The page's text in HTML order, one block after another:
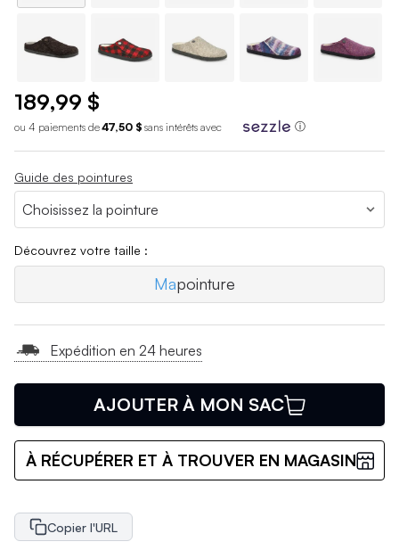
189,99 $
ou 4 paiements de47,50 $ sans intérêts avec ⓘ
Guide des pointures
Découvrez votre taille :
Mapointure
Expédition en 24 heures
AJOUTER À MON SAC
À RÉCUPÉRER ET À TROUVER EN MAGASIN
Copier l'URL